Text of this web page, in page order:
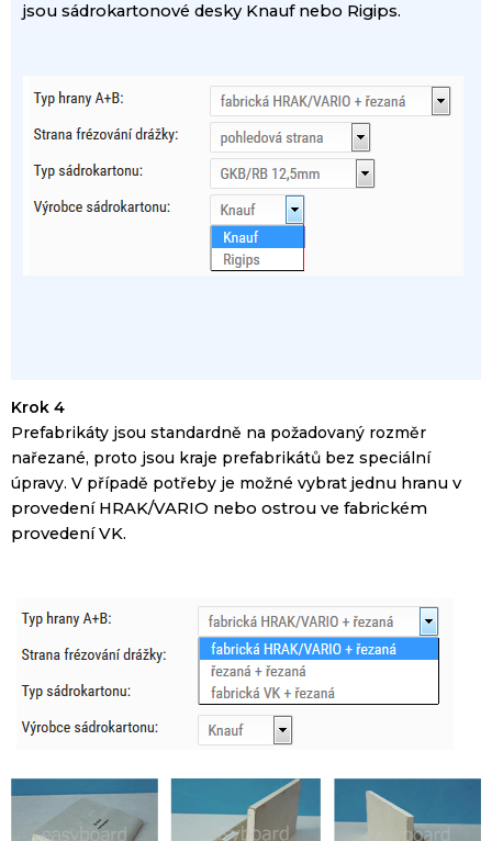
jsou sádrokartonové desky Knauf nebo Rigips.
Krok 4
Prefabrikáty jsou standardně na požadovaný rozměr
nařezané, proto jsou kraje prefabrikátů bez speciální
úpravy. V případě potřeby je možné vybrat jednu hranu v
provedení HRAK/VARIO nebo ostrou ve fabrickém
provedení VK.